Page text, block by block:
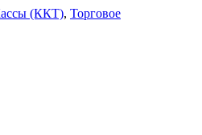
(ККТ), Торговое